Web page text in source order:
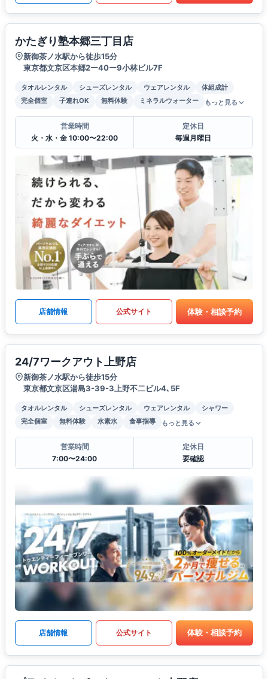
かたぎり塾本郷三丁目店
新御茶ノ水駅から徒歩15分
東京都文京区本郷2ー40ー9小林ビル7F
タオルレンタル シューズレンタル ウェアレンタル
体組成計
完全個室
子連れOK 無料体験 ミネラルウォーター もっと見る
営業時間
火・水・金 10:00〜22:00
定休日
毎週月曜日
店舗情報 公式サイト 体験・相談予約
24/7ワークアウト上野店
新御茶ノ水駅から徒歩15分
東京都文京区湯島3-39-3上野不二ビル4､5F
タオルレンタル シューズレンタル ウェアレンタル
シャワー
完全個室
無料体験 水素水 食事指導 もっと見る
営業時間
7:00〜24:00
定休日
要確認
店舗情報 公式サイト 体験・相談予約